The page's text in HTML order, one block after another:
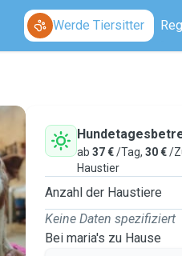
Werde Tiersitter
ab 37 €/Tag, 30 €/
Haustier
Anzahl der Haustiere
Keine Daten spezifiziert
Bei maria's zu Hause